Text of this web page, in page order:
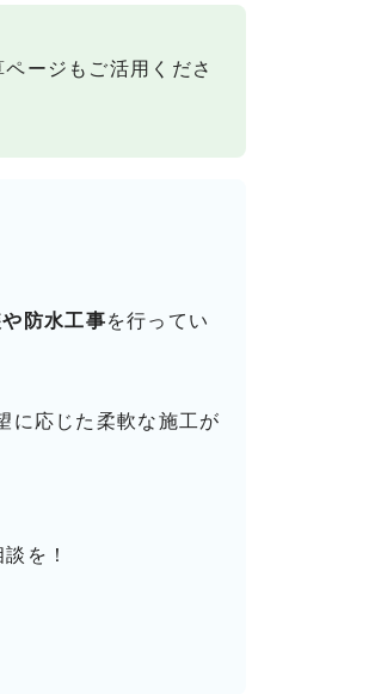
ージもご活用くださ
防水工事を行ってい
に応じた柔軟な施工が
を！